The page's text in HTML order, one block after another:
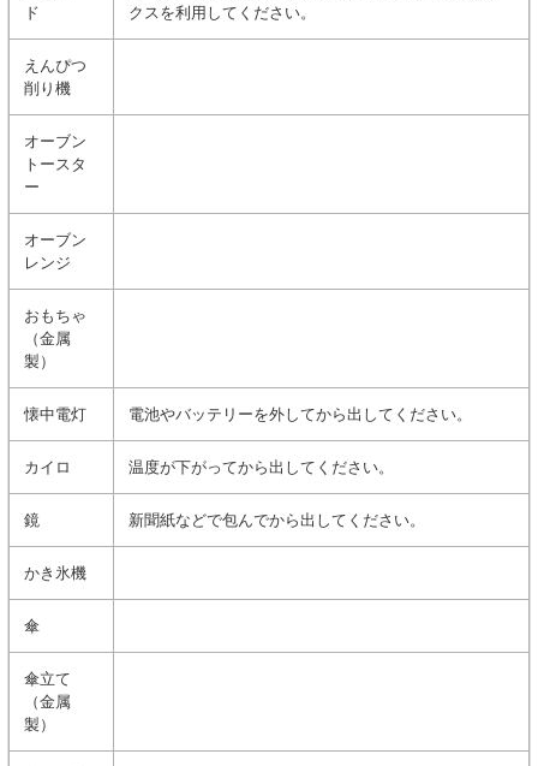
ド
クスを利用してください。
えんぴつ
削り機
オーブン
トースタ
ー
オーブン
レンジ
おもちゃ
（金属
製）
懐中電灯 電池やバッテリーを外してから出してください。
カイロ 温度が下がってから出してください。
鏡 新聞紙などで包んでから出してください。
かき氷機
傘
傘立て
（金属
製）